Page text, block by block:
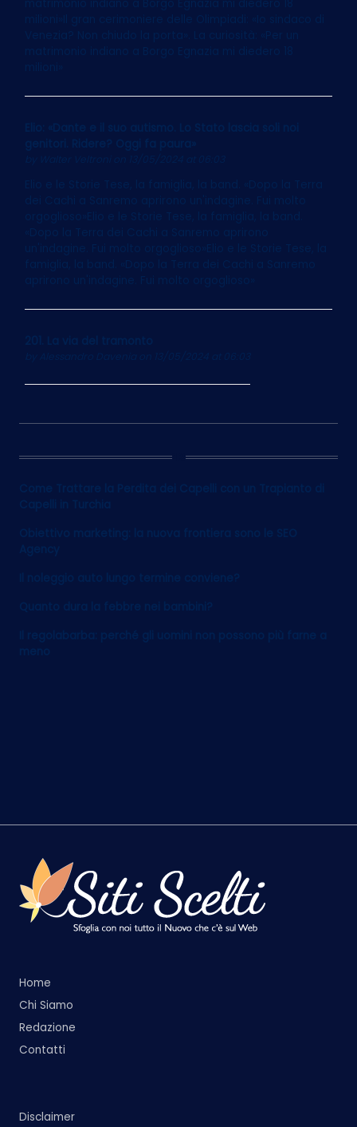
matrimonio indiano a Borgo Egnazia mi diedero 18
milioni»Il gran cerimoniere delle Olimpiadi: «Io sindaco di
Venezia? Non chiudo la porta». La curiosità: «Per un
matrimonio indiano a Borgo Egnazia mi diedero 18
Elio: «Dante e il suo autismo. Lo Stato lascia soli noi
genitori. Ridere? Oggi fa paura»
Walter Veltroni on 13/05/2024 at 06:03
Elio e le Storie Tese, la famiglia, la band. «Dopo la Terra
dei Cachi a Sanremo aprirono un'indagine. Fui molto
orgoglioso»Elio e le Storie Tese, la famiglia, la band.
«Dopo la Terra dei Cachi a Sanremo aprirono
un'indagine. Fui molto orgoglioso»Elio e le Storie Tese, la
famiglia, la band. «Dopo la Terra dei Cachi a Sanremo
aprirono un'indagine. Fui molto orgoglioso»
201. La via del tramonto
on 13/05/2024 at 06:03
12
Come Trattare la Perdita dei Capelli con un Trapianto di
Capelli in Turchia
Obiettivo marketing: la nuova frontiera sono le SEO
Agency
Il noleggio auto lungo termine conviene?
Quanto dura la febbre nei bambini?
Il regolabarba: perché gli uomini non possono più farne a
meno
Home
Chi Siamo
Redazione
Contatti
Disclaimer